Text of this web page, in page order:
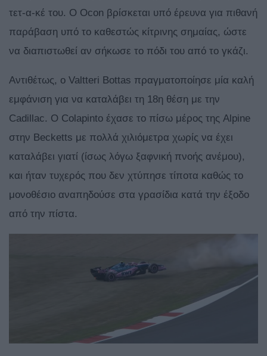
τετ-α-κέ του. Ο Ocon βρίσκεται υπό έρευνα για πιθανή
παράβαση υπό το καθεστώς κίτρινης σημαίας, ώστε
να διαπιστωθεί αν σήκωσε το πόδι του από το γκάζι.
Αντιθέτως, ο Valtteri Bottas πραγματοποίησε μία καλή
εμφάνιση για να καταλάβει τη 18η θέση με την
Cadillac. O Colapinto έχασε το πίσω μέρος της Alpine
στην Becketts με πολλά χιλιόμετρα χωρίς να έχει
καταλάβει γιατί (ίσως λόγω ξαφνική πνοής ανέμου),
και ήταν τυχερός που δεν χτύπησε τίποτα καθώς το
μονοθέσιο αναπηδούσε στα γρασίδια κατά την έξοδο
από την πίστα.